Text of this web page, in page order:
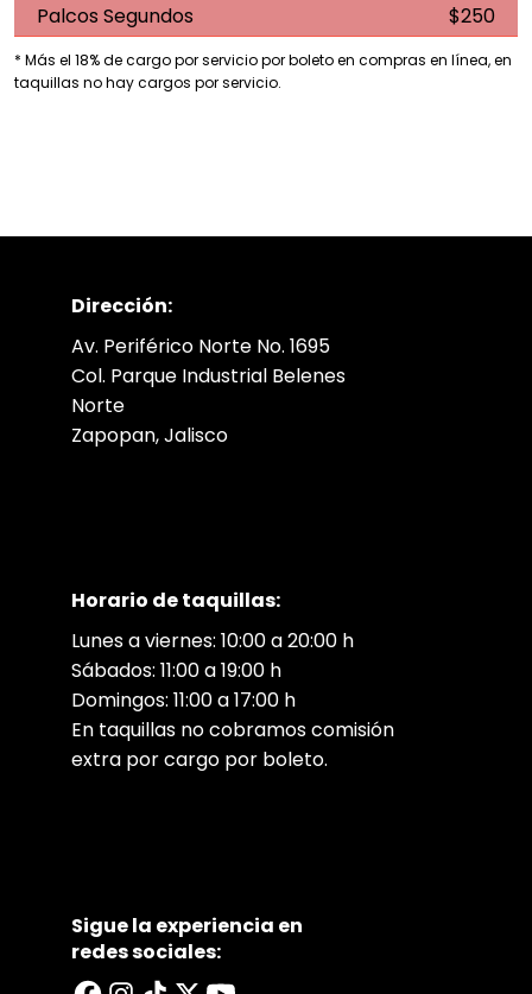
Palcos Segundos
$250
* Más el 18% de cargo por servicio por boleto en compras en línea, en
taquillas no hay cargos por servicio.
Dirección:
Av. Periférico Norte No. 1695
Col. Parque Industrial Belenes
Norte
Zapopan, Jalisco
Horario de taquillas:
Lunes a viernes: 10:00 a 20:00 h
Sábados: 11:00 a 19:00 h
Domingos: 11:00 a 17:00 h
En taquillas no cobramos comisión
extra por cargo por boleto.
Sigue la experiencia en
redes sociales: